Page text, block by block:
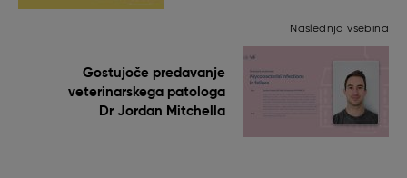
Naslednja vsebina
Gostujoče predavanje
veterinarskega patologa
Dr Jordan Mitchella